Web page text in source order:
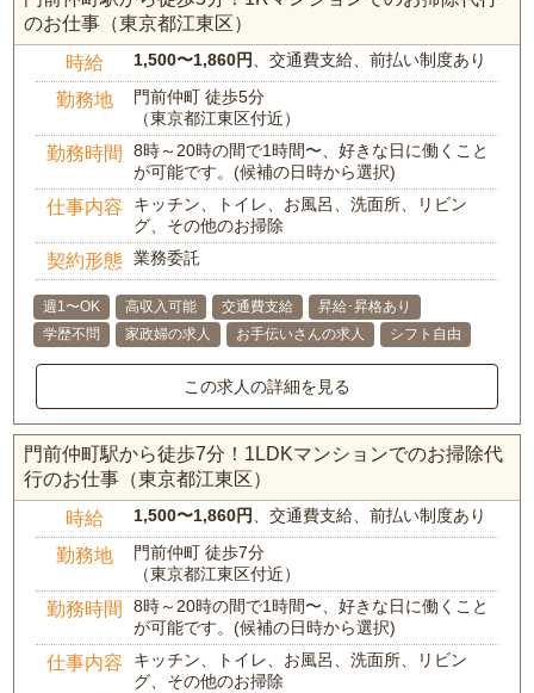
のお仕事（東京都江東区）
時給 1,500〜1,860円、交通費支給、前払い制度あり
勤務地
門前仲町 徒歩5分
（東京都江東区付近）
勤務時間
8時～20時の間で1時間〜、好きな日に働くこと
が可能です。(候補の日時から選択)
仕事内容
キッチン、トイレ、お風呂、洗面所、リビン
グ、その他のお掃除
契約形態 業務委託
週1〜OK 高収入可能 交通費支給
昇給･昇格あり
学歴不問
家政婦の求人 お手伝いさんの求人 シフト自由
この求人の詳細を見る
門前仲町駅から徒歩7分！1LDKマンションでのお掃除代
行のお仕事（東京都江東区）
時給 1,500〜1,860円、交通費支給、前払い制度あり
勤務地
門前仲町 徒歩7分
（東京都江東区付近）
勤務時間
8時～20時の間で1時間〜、好きな日に働くこと
が可能です。(候補の日時から選択)
仕事内容
キッチン、トイレ、お風呂、洗面所、リビン
グ、その他のお掃除